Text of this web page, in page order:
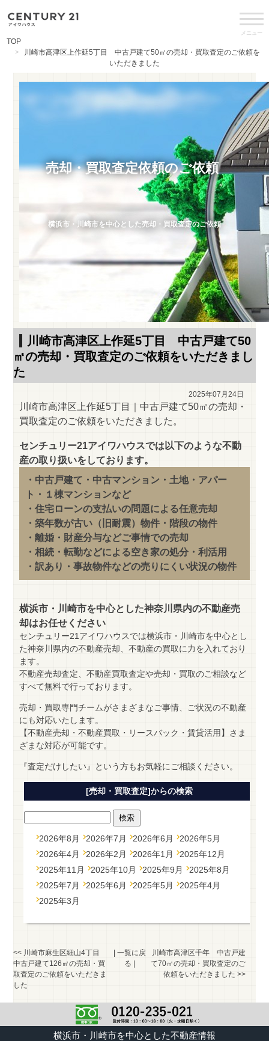
メニュー
TOP
川崎市高津区上作延5丁目 中古戸建て50㎡の売却・買取査定のご依頼を
いただきました
売却・買取査定依頼のご依頼
横浜市・川崎市を中心とした売却・買取査定のご依頼
川崎市高津区上作延5丁目 中古戸建て50
㎡の売却・買取査定のご依頼をいただきまし
た
2025年07月24日
川崎市高津区上作延5丁目｜中古戸建て50㎡の売却・
買取査定のご依頼をいただきました。
センチュリー21アイワハウスでは以下のような不動
産の取り扱いをしております。
・中古戸建て・中古マンション・土地・アパー
ト・１棟マンションなど
・住宅ローンの支払いの問題による任意売却
・築年数が古い（旧耐震）物件・階段の物件
・離婚・財産分与などご事情での売却
・相続・転勤などによる空き家の処分・利活用
・訳あり・事故物件などの売りにくい状況の物件
横浜市・川崎市を中心とした神奈川県内の不動産売
却はお任せください
センチュリー21アイワハウスでは横浜市・川崎市を中心とし
た神奈川県内の不動産売却、不動産の買取に力を入れており
ます。
不動産売却査定、不動産買取査定や売却・買取のご相談など
すべて無料で行っております。
売却・買取専門チームがさまざまなご事情、ご状況の不動産
にも対応いたします。
【不動産売却・不動産買取・リースバック・賃貸活用】さま
ざまな対応が可能です。
『査定だけしたい』という方もお気軽にご相談ください。
[売却・買取査定]からの検索
2026年8月 2026年7月 2026年6月
2026年5月
2026年4月
2026年2月 2026年1月
2025年12月
2025年11月
2025年10月 2025年9月
2025年8月
2025年7月
2025年6月 2025年5月
2025年4月
2025年3月
<< 川崎市麻生区細山4丁目
中古戸建て126㎡の売却・買
取査定のご依頼をいただきま
した
一覧に戻
る
川崎市高津区千年 中古戸建
て70㎡の売却・買取査定のご
依頼をいただきました>>
横浜市・川崎市を中心とした不動産情報